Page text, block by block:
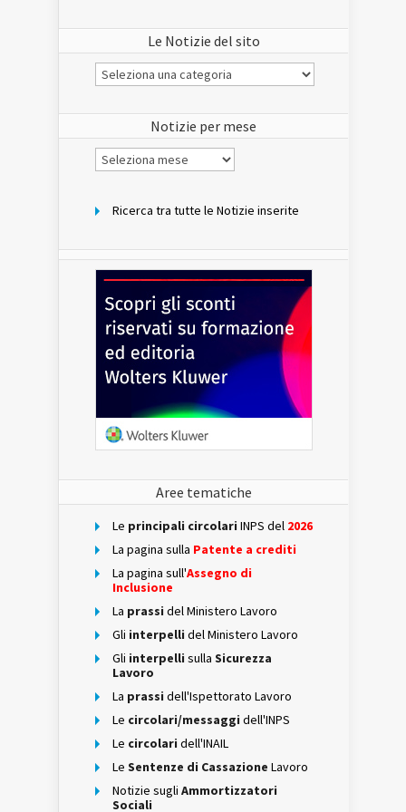
Le Notizie del sito
Le
Notizie
Notizie per mese
Notizie
per
Ricerca tra tutte le Notizie inserite
Aree tematiche
Le principali circolari INPS del 2026
La pagina sulla Patente a crediti
La pagina sull'Assegno di
Inclusione
La prassi del Ministero Lavoro
Gli interpelli del Ministero Lavoro
Gli interpelli sulla Sicurezza
Lavoro
La prassi dell'Ispettorato Lavoro
Le circolari/messaggi dell'INPS
Le circolari dell'INAIL
Le Sentenze di Cassazione Lavoro
Notizie sugli Ammortizzatori
Sociali